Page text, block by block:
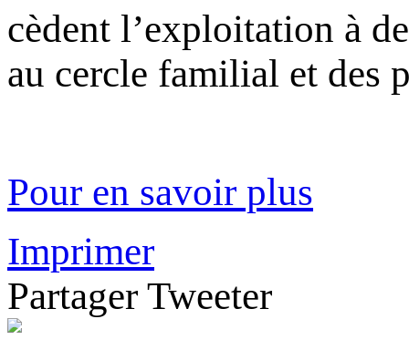
cèdent l’exploitation à
au cercle familial et des
Pour en savoir plus
Imprimer
Partager Tweeter